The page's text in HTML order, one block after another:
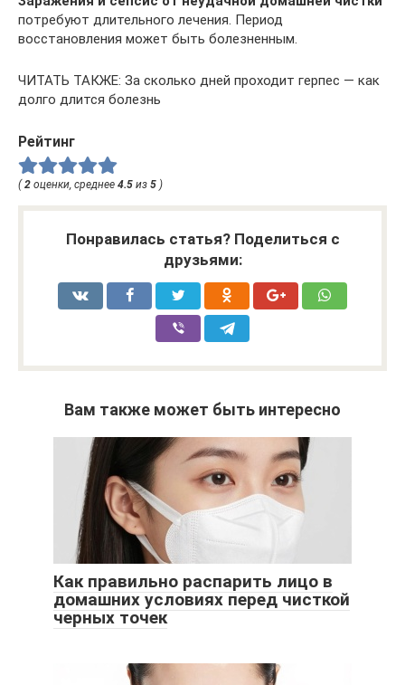
потребуют длительного лечения. Период
восстановления может быть болезненным.
ЧИТАТЬ ТАКЖЕ: За сколько дней проходит герпес — как
долго длится болезнь
Рейтинг
(2 оценки, среднее 4.5 из 5 )
Понравилась статья? Поделиться с
друзьями:
Вам также может быть интересно
Как правильно распарить лицо в
домашних условиях перед чисткой
черных точек